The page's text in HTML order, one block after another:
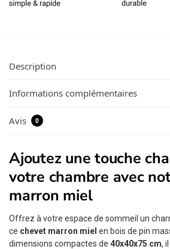
Description
Informations complémentaires
Avis 0
Ajoutez une touche
votre chambre avec
marron miel
Offrez à votre espace de sommeil un
ce chevet marron miel en bois de pin
dimensions compactes de 40x40x75 cm,